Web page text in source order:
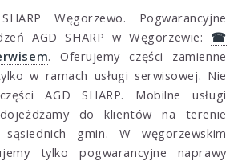
Węgorzewo. Pogwarancyjne
AGD SHARP w Węgorzewie: ☎
. Oferujemy części zamienne
w ramach usługi serwisowej. Nie
AGD SHARP. Mobilne usługi
do klientów na terenie
gmin. W węgorzewskim
tylko pogwarancyjne naprawy